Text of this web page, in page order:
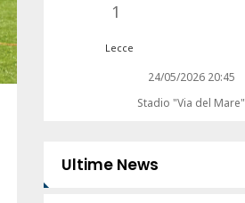
1
Lecce
24/05/2026 20:45
Stadio "Via del Mare"
Ultime News